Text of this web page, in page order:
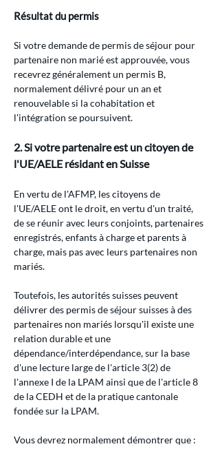
Résultat du permis
Si votre demande de permis de séjour pour
partenaire non marié est approuvée, vous
recevrez généralement un permis B,
normalement délivré pour un an et
renouvelable si la cohabitation et
l'intégration se poursuivent.
2. Si votre partenaire est un citoyen de
l'UE/AELE résidant en Suisse
En vertu de l'AFMP, les citoyens de
l'UE/AELE ont le droit, en vertu d'un traité,
de se réunir avec leurs conjoints, partenaires
enregistrés, enfants à charge et parents à
charge, mais pas avec leurs partenaires non
mariés.
Toutefois, les autorités suisses peuvent
délivrer des permis de séjour suisses à des
partenaires non mariés lorsqu'il existe une
relation durable et une
dépendance/interdépendance, sur la base
d'une lecture large de l'article 3(2) de
l'annexe I de la LPAM ainsi que de l'article 8
de la CEDH et de la pratique cantonale
fondée sur la LPAM.
Vous devrez normalement démontrer que :